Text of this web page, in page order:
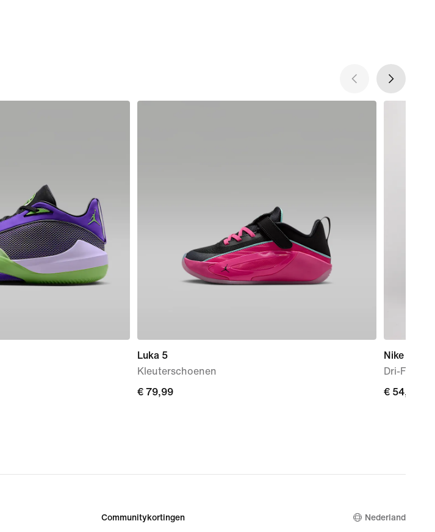
Luka 5
Kleuterschoenen
€ 79,99
€ 79,99
Nike
Dri-FIT
€ 54,99
€ 54,99
Communitykortingen Nederland